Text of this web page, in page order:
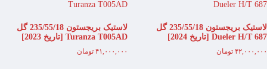
لاستیک بریجستون 235/55/18 گل
Dueler H/T 687 [تاریخ 2024]
۴۲,۰۰۰,۰۰۰ تومان
لاستیک بریجستون 235/55/18 گل
Turanza T005AD [تاریخ 2023]
۴۱,۰۰۰,۰۰۰ تومان